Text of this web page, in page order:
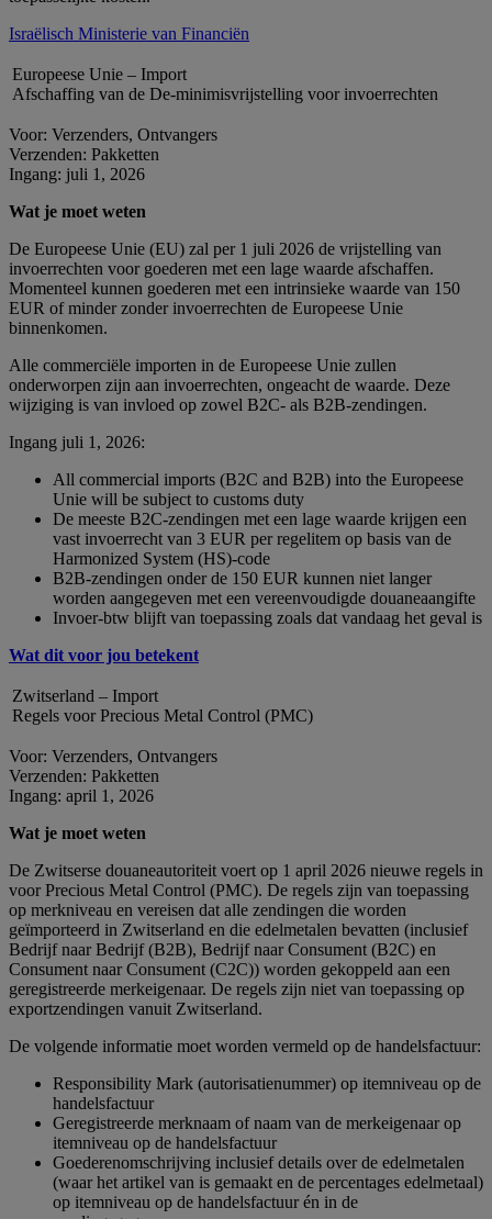
Israëlisch Ministerie van Financiën
Europeese Unie – Import
Afschaffing van de De-minimisvrijstelling voor invoerrechten
Voor: Verzenders, Ontvangers
Verzenden: Pakketten
Ingang: juli 1, 2026
Wat je moet weten
De Europeese Unie (EU) zal per 1 juli 2026 de vrijstelling van
invoerrechten voor goederen met een lage waarde afschaffen.
Momenteel kunnen goederen met een intrinsieke waarde van 150
EUR of minder zonder invoerrechten de Europeese Unie
binnenkomen.
Alle commerciële importen in de Europeese Unie zullen
onderworpen zijn aan invoerrechten, ongeacht de waarde. Deze
wijziging is van invloed op zowel B2C- als B2B-zendingen.
Ingang juli 1, 2026:
All commercial imports (B2C and B2B) into the Europeese
Unie will be subject to customs duty
De meeste B2C-zendingen met een lage waarde krijgen een
vast invoerrecht van 3 EUR per regelitem op basis van de
Harmonized System (HS)-code
B2B-zendingen onder de 150 EUR kunnen niet langer
worden aangegeven met een vereenvoudigde douaneaangifte
Invoer-btw blijft van toepassing zoals dat vandaag het geval is
Wat dit voor jou betekent
Zwitserland – Import
Regels voor Precious Metal Control (PMC)
Voor: Verzenders, Ontvangers
Verzenden: Pakketten
Ingang: april 1, 2026
Wat je moet weten
De Zwitserse douaneautoriteit voert op 1 april 2026 nieuwe regels in
voor Precious Metal Control (PMC). De regels zijn van toepassing
op merkniveau en vereisen dat alle zendingen die worden
geïmporteerd in Zwitserland en die edelmetalen bevatten (inclusief
Bedrijf naar Bedrijf (B2B), Bedrijf naar Consument (B2C) en
Consument naar Consument (C2C)) worden gekoppeld aan een
geregistreerde merkeigenaar. De regels zijn niet van toepassing op
exportzendingen vanuit Zwitserland.
De volgende informatie moet worden vermeld op de handelsfactuur:
Responsibility Mark (autorisatienummer) op itemniveau op de
handelsfactuur
Geregistreerde merknaam of naam van de merkeigenaar op
itemniveau op de handelsfactuur
Goederenomschrijving inclusief details over de edelmetalen
(waar het artikel van is gemaakt en de percentages edelmetaal)
op itemniveau op de handelsfactuur én in de